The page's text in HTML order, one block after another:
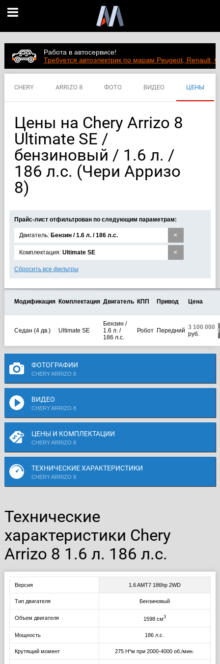
Работа в автосервисе!
Требуется автоэлектрик по марам Peugeot, Renault,
CHERY ARRIZO 8 ФОТО ВИДЕО ЦЕНЫ
Цены на Chery Arrizo 8
Ultimate SE /
бензиновый / 1.6 л. /
186 л.с. (Чери Арризо
8)
Прайс-лист отфильтрован по следующим параметрам:
×
Двигатель: Бензин / 1.6 л. / 186 л.с.
×
Комплектация: Ultimate SE
Сбросить все фильтры
Модификация Комплектация Двигатель КПП Привод Цена
Седан (4 дв.) Ultimate SE
Бензин /
1.6 л. /
186 л.с.
Робот Передний 3 100 000
руб.
ФОТОГРАФИИ
CHERY ARRIZO 8
ВИДЕО
CHERY ARRIZO 8
ЦЕНЫ И КОМПЛЕКТАЦИИ
CHERY ARRIZO 8
ТЕХНИЧЕСКИЕ ХАРАКТЕРИСТИКИ
CHERY ARRIZO 8
Технические
характеристики Chery
Arrizo 8 1.6 л. 186 л.с.
Версия 1.6 AMT7 186hp 2WD
Тип двигателя Бензиновый
Объем двигателя 1598 см3
Мощность 186 л.с.
Крутящий момент 275 Н*м при 2000-4000 об./мин.